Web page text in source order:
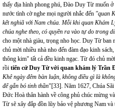
thấy địa hình phong phú, Đào Duy Từ muốn ở
nước tình cờ nghe mọi người nhắc đến "quan
kết nghiã với Nam chúa. Mỗi khi quan Khám
chúa nghe theo, có quyền ra vào tự do trong
cho một nhà giàu, trọng nho học. Duy Từ ban
chủ mời nhiều nhà nho đến đàm đạo kinh
thông kim" tất cả đều kinh ngạc. Từ đó chủ
rồi tiến cử Duy Từ với quan khám lý Trần
Khê ngày đêm bàn luận, không điều gì là
để gắn bó tinh thần"[33]. Năm 1627, Chúa
Đức Hoà thân hành về công phủ chúc mừng
Từ sẽ xây đắp đồn lũy bảo vệ phương Nam